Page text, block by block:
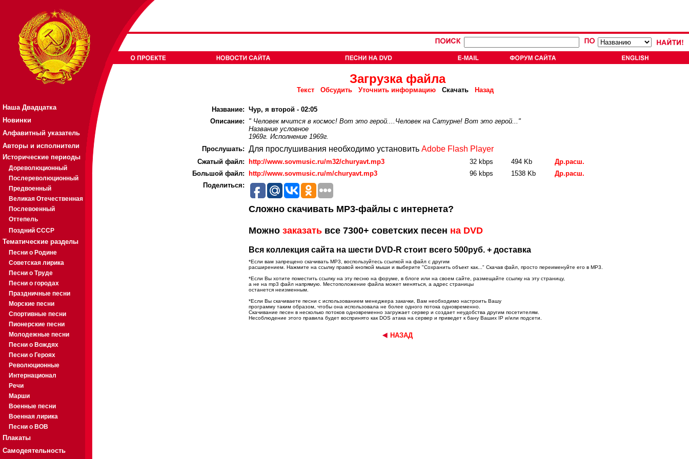
Наша Двадцатка
Новинки
Алфавитный указатель
Авторы и исполнители
Исторические периоды
Дореволюционный
Послереволюционный
Предвоенный
Великая Отечественная
Послевоенный
Оттепель
Поздний СССР
Тематические разделы
Песни о Родине
Советская лирика
Песни о Труде
Песни о городах
Праздничные песни
Морские песни
Спортивные песни
Пионерские песни
Молодежные песни
Песни о Вождях
Песни о Героях
Революционные
Интернационал
Речи
Марши
Военные песни
Военная лирика
Песни о ВОВ
Плакаты
Самодеятельность
Загрузка файла
Текст Обсудить Уточнить информацию Скачать Назад
Название: Чур, я второй - 02:05
Описание:
" Человек мчится в космос! Вот это герой....Человек на Сатурне! Вот это герой..."
Название условное
1969г. Исполнение 1969г.
Прослушать: Для прослушивания необходимо установить Adobe Flash Player
Cжатый файл: http://www.sovmusic.ru/m32/churyavt.mp3 32 kbps 494 Kb
Др.расш.
Большой файл:
http://www.sovmusic.ru/m/churyavt.mp3 96 kbps 1538 Kb
Др.расш.
Поделиться:
Сложно скачивать MP3-файлы с интернета?
Можно заказатьвсе 7300+ советских песен на DVD
Вся коллекция сайта на шести DVD-R стоит всего 500руб. + доставка
*Если вам запрещено скачивать MP3, воспользуйтесь ссылкой на файл с другим
расширением. Нажмите на ссылку правой кнопкой мыши и выберите "Сохранить объект как..." Скачав файл, просто переименуйте его в MP3.
*Если Вы хотите поместить ссылку на эту песню на форуме, в блоге или на своем сайте, размещайте ссылку на эту страницу,
а не на mp3 файл напрямую. Местоположение файла может меняться, а адрес страницы
останется неизменным.
*Если Вы скачиваете песни с использованием менеджера закачки, Вам необходимо настроить Вашу
программу таким образом, чтобы она использовала не более одного потока одновременно.
Скачивание песен в несколько потоков одновременно загружает сервер и создает неудобства другим посетителям.
Несоблюдение этого правила будет воспринято как DOS атака на сервер и приведет к бану Ваших IP и/или подсети.
НАЗАД